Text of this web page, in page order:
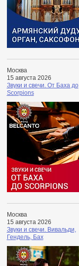
Москва
15 августа 2026
Звуки и свечи. От Баха до
Scorpions
Москва
15 августа 2026
Звуки и свечи. Вивальди,
Гендель, Бах